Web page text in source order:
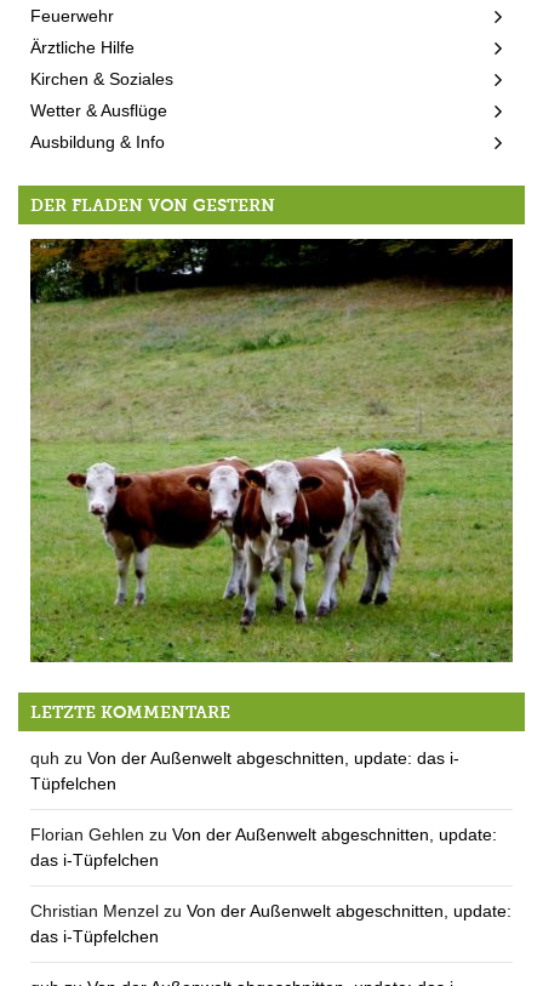
Feuerwehr
Ärztliche Hilfe
Kirchen & Soziales
Wetter & Ausflüge
Ausbildung & Info
DER FLADEN VON GESTERN
Brauchen QÜHE Hörner?
LETZTE KOMMENTARE
quh zu Von der Außenwelt abgeschnitten, update: das i-
Tüpfelchen
Florian Gehlen zu Von der Außenwelt abgeschnitten, update:
das i-Tüpfelchen
Christian Menzel zu Von der Außenwelt abgeschnitten, update:
das i-Tüpfelchen